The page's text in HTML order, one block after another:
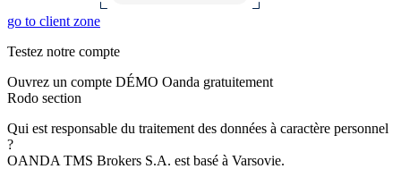
go to client zone
Testez notre compte
Ouvrez un compte DÉMO Oanda gratuitement
Rodo section
Qui est responsable du traitement des données à caractère personnel
?
OANDA TMS Brokers S.A. est basé à Varsovie.